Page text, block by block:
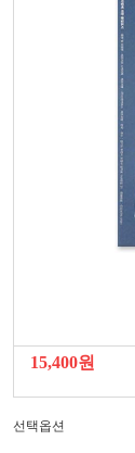
15,400원
선택옵션